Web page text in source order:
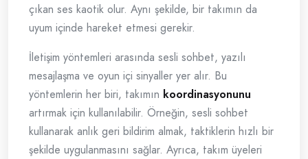
çıkan ses kaotik olur. Aynı şekilde, bir takımın da
uyum içinde hareket etmesi gerekir.
İletişim yöntemleri arasında sesli sohbet, yazılı
mesajlaşma ve oyun içi sinyaller yer alır. Bu
yöntemlerin her biri, takımın koordinasyonunu
artırmak için kullanılabilir. Örneğin, sesli sohbet
kullanarak anlık geri bildirim almak, taktiklerin hızlı bir
şekilde uygulanmasını sağlar. Ayrıca, takım üyeleri